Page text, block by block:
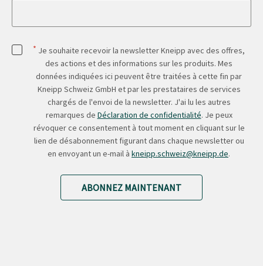
* Je souhaite recevoir la newsletter Kneipp avec des offres,
des actions et des informations sur les produits. Mes
données indiquées ici peuvent être traitées à cette fin par
Kneipp Schweiz GmbH et par les prestataires de services
chargés de l'envoi de la newsletter. J'ai lu les autres
remarques de Déclaration de confidentialité. Je peux
révoquer ce consentement à tout moment en cliquant sur le
lien de désabonnement figurant dans chaque newsletter ou
en envoyant un e-mail à kneipp.schweiz@kneipp.de.
ABONNEZ MAINTENANT